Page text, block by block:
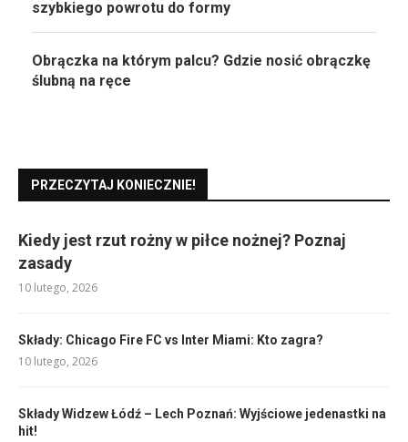
szybkiego powrotu do formy
Obrączka na którym palcu? Gdzie nosić obrączkę
ślubną na ręce
PRZECZYTAJ KONIECZNIE!
Kiedy jest rzut rożny w piłce nożnej? Poznaj
zasady
10 lutego, 2026
Składy: Chicago Fire FC vs Inter Miami: Kto zagra?
10 lutego, 2026
Składy Widzew Łódź – Lech Poznań: Wyjściowe jedenastki na
hit!